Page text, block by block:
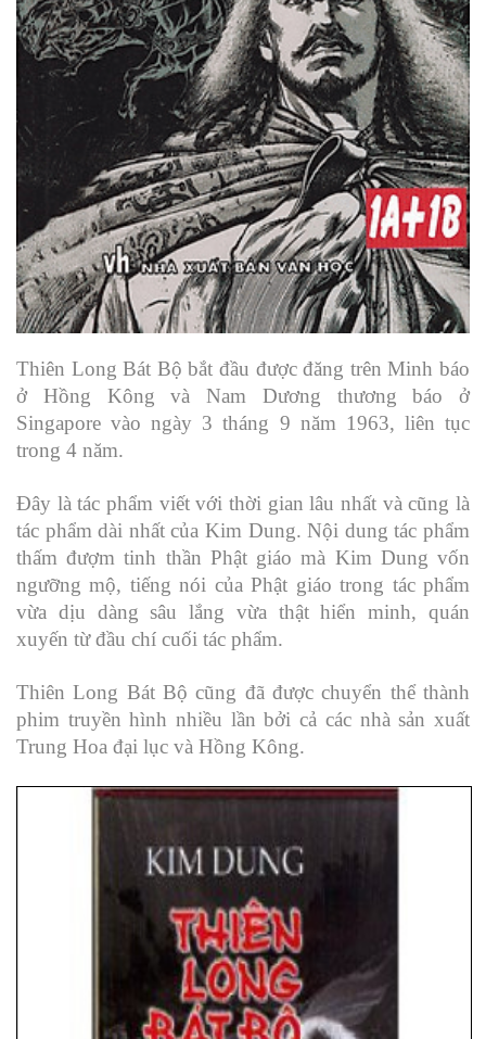
Thiên Long Bát Bộ bắt đầu được đăng trên Minh báo
ở Hồng Kông và Nam Dương thương báo ở
Singapore vào ngày 3 tháng 9 năm 1963, liên tục
trong 4 năm.
Đây là tác phẩm viết với thời gian lâu nhất và cũng là
tác phẩm dài nhất của Kim Dung.Nội dung tác phẩm
thấm đượm tinh thần Phật giáo mà Kim Dung vốn
ngưỡng mộ, tiếng nói của Phật giáo trong tác phẩm
vừa dịu dàng sâu lắng vừa thật hiển minh, quán
xuyến từ đầu chí cuối tác phẩm.
Thiên Long Bát Bộ cũng đã được chuyển thể thành
phim truyền hình nhiều lần bởi cả các nhà sản xuất
Trung Hoa đại lục và Hồng Kông.